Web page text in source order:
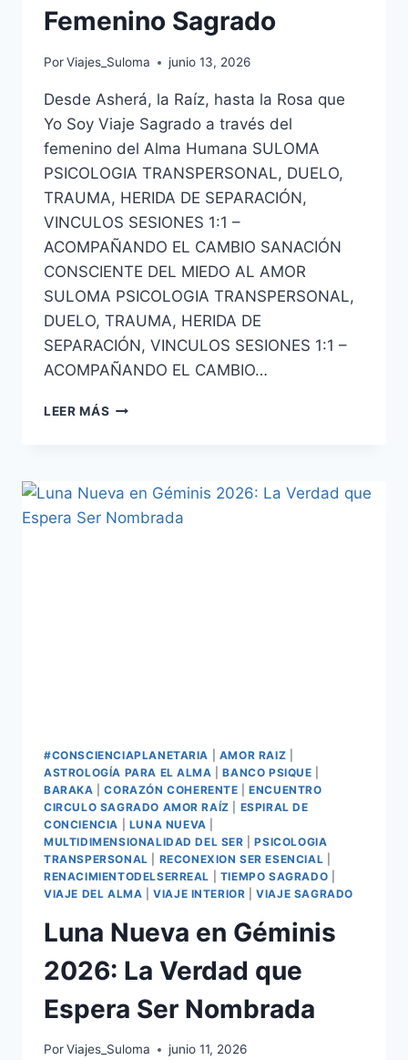
Femenino Sagrado
PorViajes_Suloma junio 13, 2026
Desde Asherá, la Raíz, hasta la Rosa que
Yo Soy Viaje Sagrado a través del
femenino del Alma Humana SULOMA
PSICOLOGIA TRANSPERSONAL, DUELO,
TRAUMA, HERIDA DE SEPARACIÓN,
VINCULOS SESIONES 1:1 –
ACOMPAÑANDO EL CAMBIO SANACIÓN
CONSCIENTE DEL MIEDO AL AMOR
SULOMA PSICOLOGIA TRANSPERSONAL,
DUELO, TRAUMA, HERIDA DE
SEPARACIÓN, VINCULOS SESIONES 1:1 –
ACOMPAÑANDO EL CAMBIO…
LEER MÁS
#CONSCIENCIAPLANETARIA AMOR RAIZ
ASTROLOGÍA PARA EL ALMA
|BANCO PSIQUE
BARAKA
|CORAZÓN COHERENTE |ENCUENTRO
CIRCULO SAGRADO AMOR RAÍZ
ESPIRAL DE
CONCIENCIA
LUNA NUEVA
MULTIDIMENSIONALIDAD DEL SER |PSICOLOGIA
TRANSPERSONAL
RECONEXION SER ESENCIAL
RENACIMIENTODELSERREAL
TIEMPO SAGRADO
VIAJE DEL ALMA |VIAJE INTERIOR |VIAJE SAGRADO
Luna Nueva en Géminis
2026: La Verdad que
Espera Ser Nombrada
PorViajes_Suloma junio 11, 2026